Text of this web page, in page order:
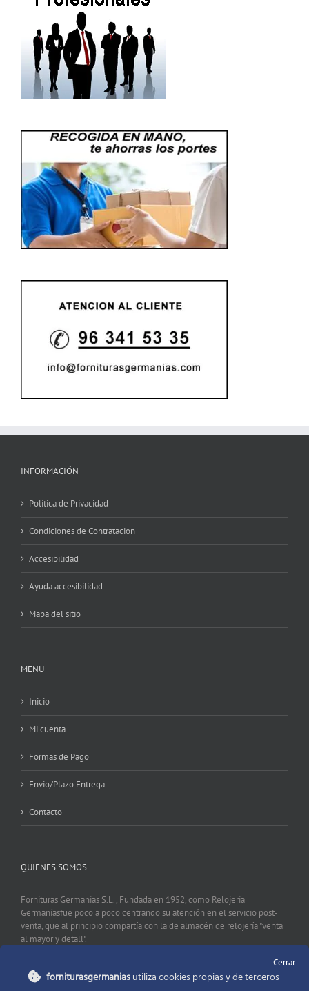
INFORMACIÓN
Política de Privacidad
Condiciones de Contratacion
Accesibilidad
Ayuda accesibilidad
Mapa del sitio
MENU
Inicio
Mi cuenta
Formas de Pago
Envio/Plazo Entrega
Contacto
QUIENES SOMOS
Fornituras Germanías S.L., Fundada en 1952, como Relojería
Germaníasfue poco a poco centrando su atención en el servicio post-
venta, que al principio compartía con la de almacén de relojería "venta
al mayor y detall".
CONTACTO
Cerrar
forniturasgermaniasutiliza cookies propias y de terceros